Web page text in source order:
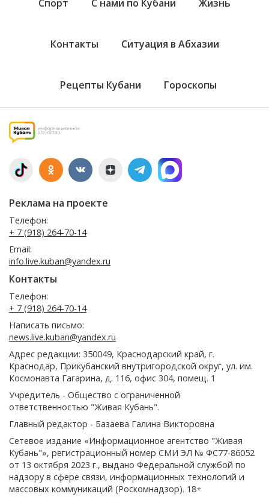
Спорт С нами по Кубани Жизнь
Контакты Ситуация в Абхазии
Рецепты Кубани Гороскопы
Реклама на проекте
Телефон:
+ 7 (918) 264-70-14
Email:
info.live.kuban@yandex.ru
Контакты
Телефон:
+ 7 (918) 264-70-14
Написать письмо:
news.live.kuban@yandex.ru
Адрес редакции: 350049, Краснодарский край, г.
Краснодар, Прикубанский внутригородской округ, ул. им.
Космонавта Гагарина, д. 116, офис 304, помещ. 1
Учредитель - Общество с ограниченной
ответственностью "Живая Кубань".
Главный редактор - Базаева Галина Викторовна
Сетевое издание «Информационное агентство "Живая
Кубань"», регистрационный номер СМИ ЭЛ № ФС77-86052
от 13 октября 2023 г., выдано Федеральной службой по
надзору в сфере связи, информационных технологий и
массовых коммуникаций (Роскомнадзор). 18+